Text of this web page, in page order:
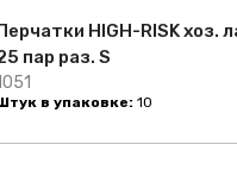
HIGH-RISK хоз.
пар раз. S
в упаковке: 10